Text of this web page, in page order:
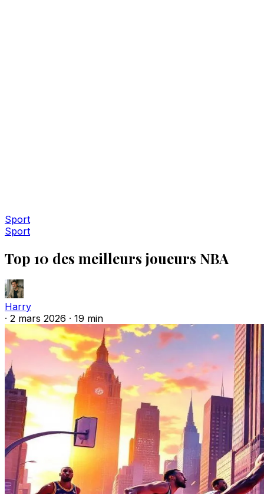
Sport
Sport
Top 10 des meilleurs joueurs NBA
Harry
· 2 mars 2026 · 19 min